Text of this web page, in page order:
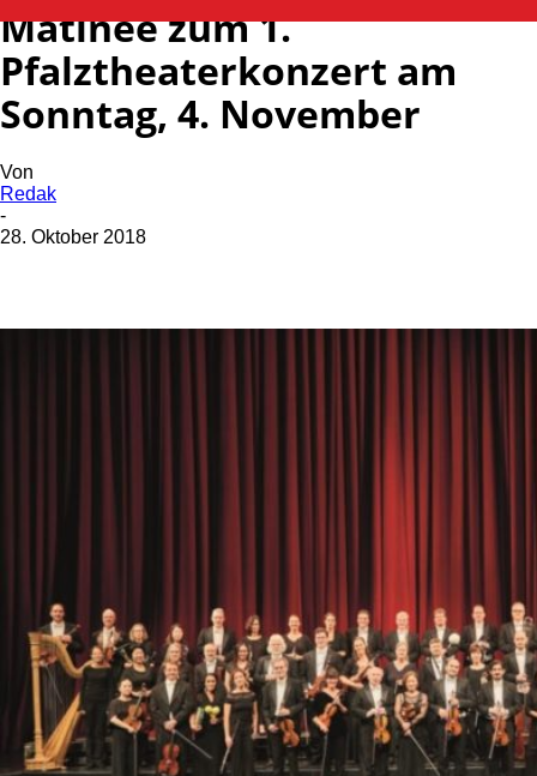
Matinée zum 1.
Pfalztheaterkonzert am
Sonntag, 4. November
Von
Redak
-
28. Oktober 2018